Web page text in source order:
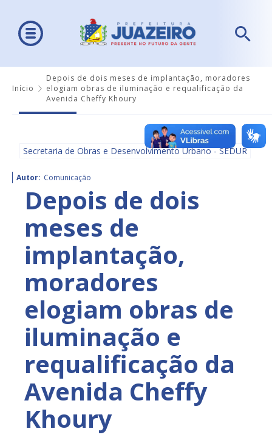
Início
Depois de dois meses de implantação, moradores
elogiam obras de iluminação e requalificação da
Avenida Cheffy Khoury
Secretaria de Obras e Desenvolvimento Urbano - SEDUR
Autor: Comunicação
Depois de dois
meses de
implantação,
moradores
elogiam obras de
iluminação e
requalificação da
Avenida Cheffy
Khoury